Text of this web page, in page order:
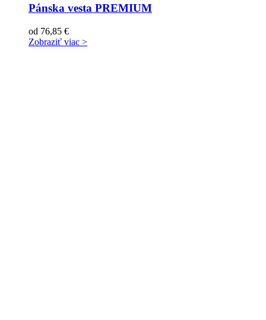
Pánska vesta PREMIUM
od 76,85 €
Zobraziť viac >